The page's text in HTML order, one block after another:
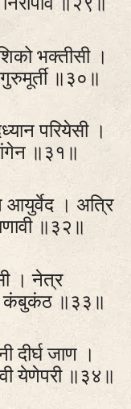
भक्तीसी ।
॥३०॥
परियेसी ।
॥३१॥
। अत्रि
॥३२॥
। नेत्र
कंबुकंठ ॥३३॥
दीर्घ जाण ।
येणेपरी ॥३४॥